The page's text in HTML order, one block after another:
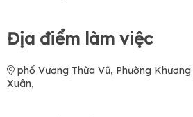
Địa điểm làm việc
phố Vương Thừa Vũ, Phường
Xuân,